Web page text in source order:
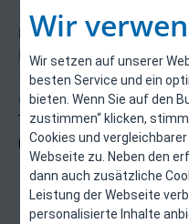
Wir
Wir setzen auf unserer
besten Service und ein
bieten. Wenn Sie auf den
zustimmen“ klicken,
Cookies und
Webseite zu. Neben den
dann auch zusätzliche
Leistung der Webseite
personalisierte Inhalte
Kontakt
E-Control
Rudolfsplatz 13a
1010 Wien
energieeffizienz@e-
Tel +43 1 5324724
(Mo, Mi-Fr 09:30-12:30